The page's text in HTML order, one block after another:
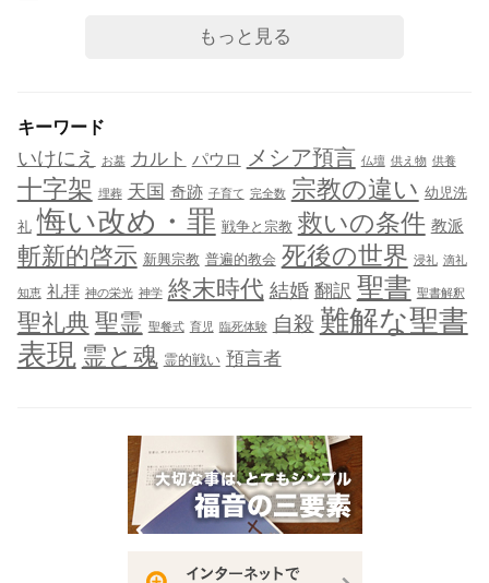
もっと見る
キーワード
いけにえ お墓 カルト パウロ メシア預言 仏壇 供え物 供養
十字架 埋葬 天国 奇跡 子育て 完全数 宗教の違い 幼児洗
礼 悔い改め・罪 戦争と宗教 救いの条件 教派
斬新的啓示 新興宗教 普遍的教会 死後の世界 浸礼 滴礼
知恵 礼拝 神の栄光 神学 終末時代 結婚 翻訳 聖書 聖書解釈
聖礼典 聖霊 聖餐式 育児 臨死体験 自殺 難解な聖書
表現 霊と魂 霊的戦い 預言者